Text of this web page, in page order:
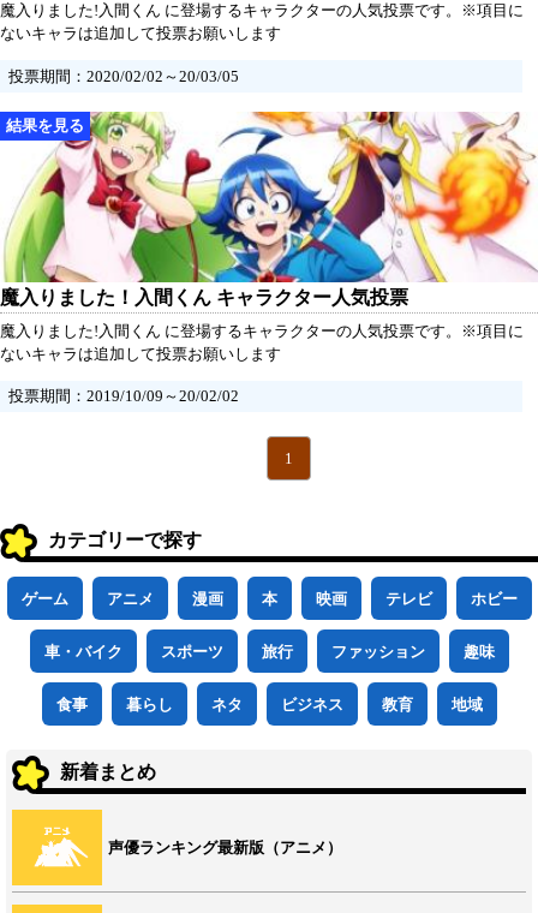
魔入りました!入間くん に登場するキャラクターの人気投票です。※項目に
ないキャラは追加して投票お願いします
投票期間：2020/02/02～20/03/05
魔入りました！入間くん キャラクター人気投票
魔入りました!入間くん に登場するキャラクターの人気投票です。※項目に
ないキャラは追加して投票お願いします
投票期間：2019/10/09～20/02/02
1
カテゴリーで探す
ゲーム アニメ 漫画 本 映画 テレビ ホビー
車・バイク スポーツ 旅行 ファッション 趣味
食事 暮らし ネタ ビジネス 教育 地域
新着まとめ
声優ランキング最新版（アニメ）